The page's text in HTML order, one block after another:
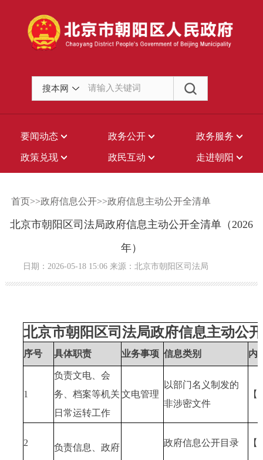
搜本网
要闻动态 政务公开 政务服务
政策兑现 政民互动 走进朝阳
首页>>政府信息公开>>政府信息主动公开全清单
北京市朝阳区司法局政府信息主动公开全清单（2026
年）
日期：2026-05-18 15:06 来源：北京市朝阳区司法局
北京市朝阳区司法局政府信息主动公
序号 具体职责 业务事项 信息类别 内
1
负责文电、会
务、档案等机关
日常运转工作
文电管理
以部门名义制发的
非涉密文件
2
负责信息、政府
政府信息公开目录